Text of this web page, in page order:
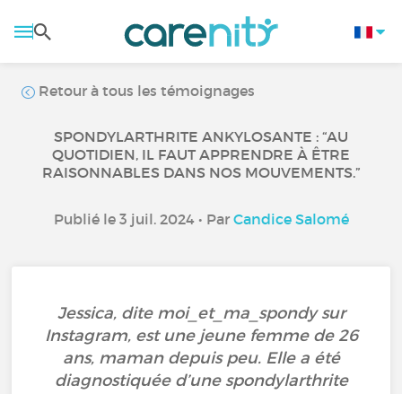
Retour à tous les témoignages
SPONDYLARTHRITE ANKYLOSANTE : “AU
QUOTIDIEN, IL FAUT APPRENDRE À ÊTRE
RAISONNABLES DANS NOS MOUVEMENTS.”
Publié le 3 juil. 2024 • Par Candice Salomé
Jessica, dite moi_et_ma_spondy sur
Instagram, est une jeune femme de 26
ans, maman depuis peu. Elle a été
diagnostiquée d’une spondylarthrite